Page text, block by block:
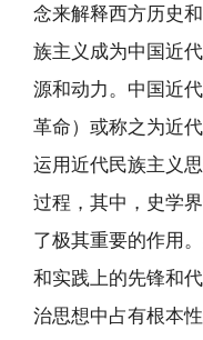
念来解释西方历史
族主义成为中国近
源和动力。中国近
革命）或称之为近
运用近代民族主义
过程，其中，史学
了极其重要的作用
和实践上的先锋和
治思想中占有根本